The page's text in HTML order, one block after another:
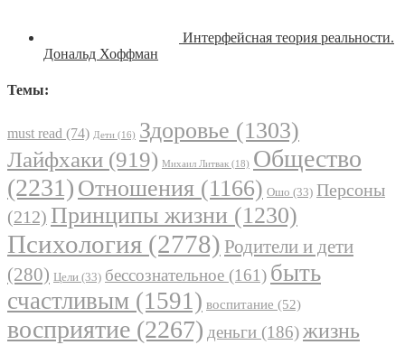
Интерфейсная теория реальности.
Дональд Хоффман
Темы:
must read (74) Дети (16) Здоровье (1303)
Лайфхаки (919) Михаил Литвак (18) Общество
(2231) Отношения (1166) Ошо (33) Персоны
(212) Принципы жизни (1230)
Психология (2778) Родители и дети
(280) Цели (33) бессознательное (161) быть
счастливым (1591) воспитание (52)
восприятие (2267) деньги (186)жизнь